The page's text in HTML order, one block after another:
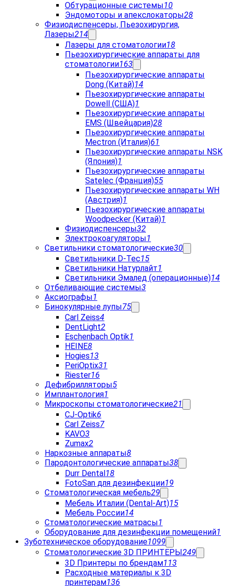
Обтурационные системы10
Эндомоторы и апекслокаторы28
Физиодиспенсеры, Пьезохирургия,
Лазеры214
Лазеры для стоматологии18
Пьезохирургические аппараты для
стоматологии163
Пьезохирургические аппараты
Dong (Китай)14
Пьезохирургические аппараты
Dowell (США)1
Пьезохирургические аппараты
EMS (Швейцария)28
Пьезохирургические аппараты
Mectron (Италия)61
Пьезохирургические аппараты NSK
(Япония)1
Пьезохирургические аппараты
Satelec (Франция)55
Пьезохирургические аппараты WH
(Австрия)1
Пьезохирургические аппараты
Woodpecker (Китай)1
Физиодиспенсеры32
Электрокоагуляторы1
Светильники стоматологические30
Светильники D-Tec15
Светильники Натурлайт1
Светильники Эмалед (операционные)14
Отбеливающие системы3
Аксиографы1
Бинокулярные лупы75
Carl Zeiss4
DentLight2
Eschenbach Optik1
HEINE8
Hogies13
PeriOptix31
Riester16
Дефибрилляторы5
Имплантология1
Микроскопы стоматологические21
CJ-Optik6
Carl Zeiss7
KAVO3
Zumax2
Наркозные аппараты8
Пародонтологические аппараты38
Durr Dental18
FotoSan для дезинфекции19
Стоматологическая мебель29
Мебель Италии (Dental-Art)15
Мебель России14
Стоматологические матрасы1
Оборудование для дезинфекции помещений1
Зуботехническое оборудование1099
Стоматологические 3D ПРИНТЕРЫ249
3D Принтеры по брендам113
Расходные материалы к 3D
принтерам136